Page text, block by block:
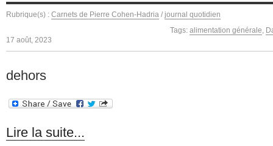
Rubrique(s) : Carnets de Pierre Cohen-Hadria / journal quotidien
Tags: alimentation générale,
17 août, 2023
dehors
Lire la suite...